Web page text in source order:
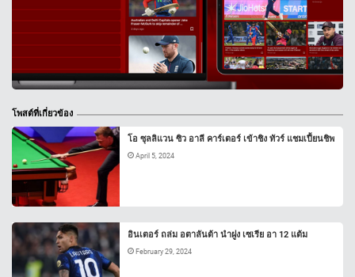
โพสต์ที่เกี่ยวข้อง
โอ ซุลลิแวน ซิว อาลี คาร์เตอร์ เข้าชิง ทัวร์ แชมเปี้ยนชิพ
April 5, 2024
อินเตอร์ ถล่ม อตาลันต้า นำฝูง เซเรีย อา 12 แต้ม
February 29, 2024